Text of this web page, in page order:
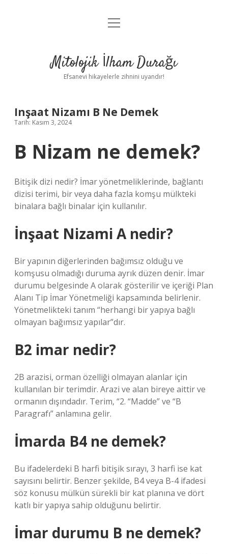
Anasayfa
Yasal Uyarı
menüyü
Mitolojik İlham Durağı
Efsanevi hikayelerle zihnini uyandır!
Inşaat Nizamı B Ne Demek
Tarih: Kasım 3, 2024
B Nizam ne demek?
Bitişik dizi nedir? İmar yönetmeliklerinde, bağlantı
dizisi terimi, bir veya daha fazla komşu mülkteki
binalara bağlı binalar için kullanılır.
İnşaat Nizami A nedir?
Bir yapının diğerlerinden bağımsız olduğu ve
komşusu olmadığı duruma ayrık düzen denir. İmar
durumu belgesinde A olarak gösterilir ve içeriği Plan
Alanı Tip İmar Yönetmeliği kapsamında belirlenir.
Yönetmelikteki tanım “herhangi bir yapıya bağlı
olmayan bağımsız yapılar”dır.
B2 imar nedir?
2B arazisi, orman özelliği olmayan alanlar için
kullanılan bir terimdir. Arazi ve alan bireye aittir ve
ormanın dışındadır. Terim, “2. “Madde” ve “B
Paragrafı” anlamına gelir.
İmarda B4 ne demek?
Bu ifadelerdeki B harfi bitişik sırayı, 3 harfi ise kat
sayısını belirtir. Benzer şekilde, B4 veya B-4 ifadesi
söz konusu mülkün sürekli bir kat planına ve dört
katlı bir yapıya sahip olduğunu belirtir.
İmar durumu B ne demek?